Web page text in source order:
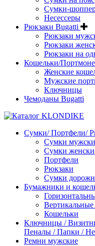
Сумки-
Несессеры
Рюкзаки Bugatti
Рюкзаки
Рюкзаки
Рюкзаки на
Кошельки/
Женские
Мужские
Ключницы
Чемоданы Bugatti
Сумки/ Портфели/
Сумки
Сумки
Портфели
Рюкзаки
Сумки
Бумажники и
Кошельки
Ключницы /
Пеналы / Папки /
Ремни мужские